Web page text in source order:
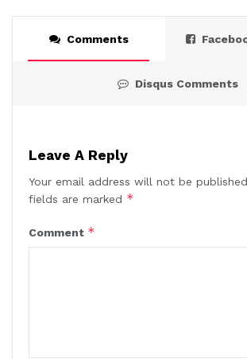
Comments
Disqus Comments
Leave A Reply
Your email address will not be
fields are marked *
Comment *